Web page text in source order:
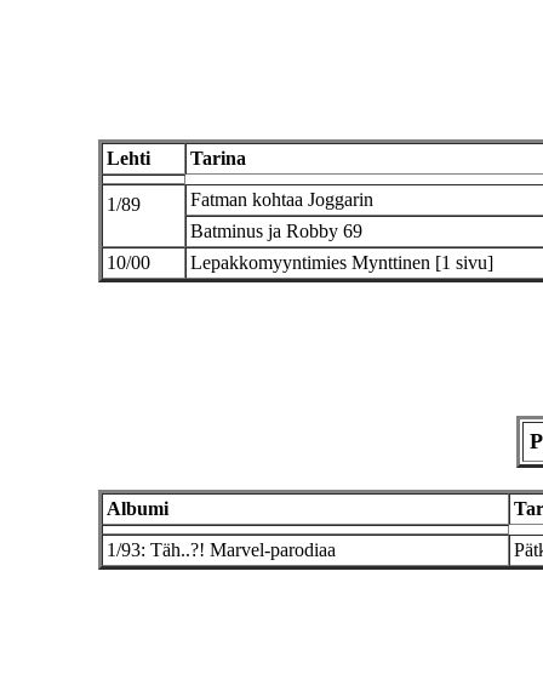
Lehti Tarina
1/89
Fatman kohtaa Joggarin
Batminus ja Robby 69
10/00
Lepakkomyyntimies Mynttinen [1 sivu]
Albumi
1/93: Täh..?! Marvel-parodiaa